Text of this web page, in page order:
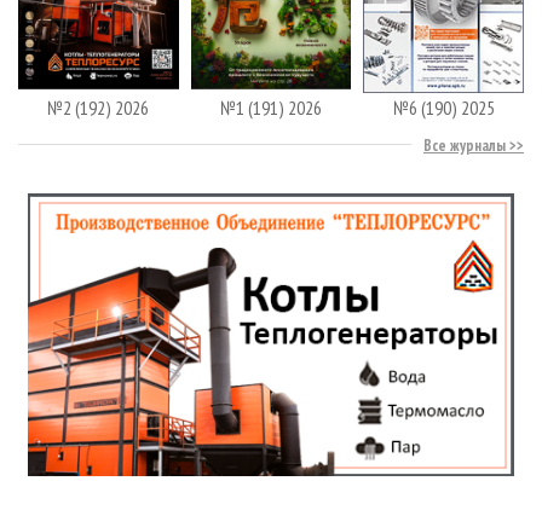
№2 (192) 2026 №1 (191) 2026 №6 (190) 2025
Все журналы